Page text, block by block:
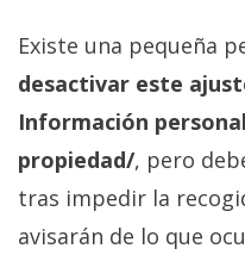
Existe una pequeña
desactivar este
Información
propiedad/, pero
tras impedir la
avisarán de lo que